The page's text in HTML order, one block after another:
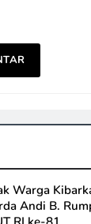
Warga
Andi B.